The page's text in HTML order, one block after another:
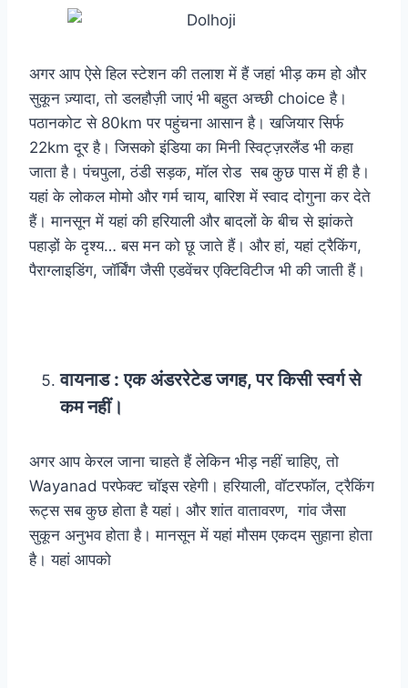
अगर आप ऐसे हिल स्टेशन की तलाश में हैं जहां भीड़ कम हो और
सुकून ज़्यादा, तो डलहौज़ी जाएं भी बहुत अच्छी choice है।
पठानकोट से 80km पर पहुंचना आसान है। खजियार सिर्फ
22km दूर है। जिसको इंडिया का मिनी स्विट्ज़रलैंड भी कहा
जाता है। पंचपुला, ठंडी सड़क, मॉल रोड सब कुछ पास में ही है।
यहां के लोकल मोमो और गर्म चाय, बारिश में स्वाद दोगुना कर देते
हैं। मानसून में यहां की हरियाली और बादलों के बीच से झांकते
पहाड़ों के दृश्य… बस मन को छू जाते हैं। और हां, यहां ट्रैकिंग,
पैराग्लाइडिंग, जॉर्बिंग जैसी एडवेंचर एक्टिविटीज भी की जाती हैं।
वायनाड : एक अंडररेटेड जगह, पर किसी स्वर्ग से
कम नहीं।
अगर आप केरल जाना चाहते हैं लेकिन भीड़ नहीं चाहिए, तो
Wayanad परफेक्ट चॉइस रहेगी। हरियाली, वॉटरफॉल, ट्रैकिंग
रूट्स सब कुछ होता है यहां। और शांत वातावरण, गांव जैसा
सुकून अनुभव होता है। मानसून में यहां मौसम एकदम सुहाना होता
है। यहां आपको